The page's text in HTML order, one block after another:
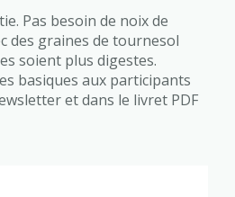
Pas besoin de noix de
des graines de tournesol
soient plus digestes.
basiques aux participants
et dans le livret PDF